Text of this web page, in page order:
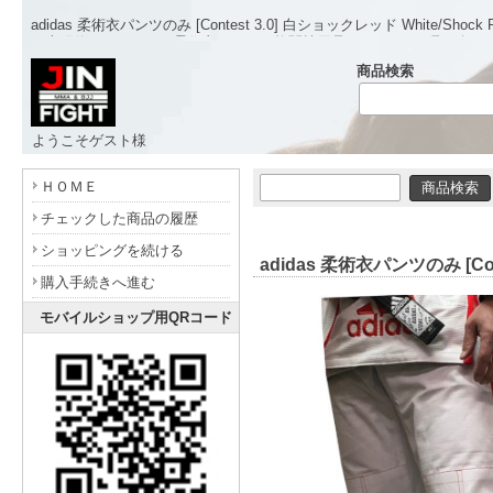
adidas 柔術衣パンツのみ [Contest 3.0] 白ショックレッド White/
- www.jinfight.com -
商品検索
ようこそゲスト様
adidas 柔術衣パンツのみ
ＨＯＭＥ
チェックした商品の履歴
ショッピングを続ける
購入手続きへ進む
モバイルショップ用QRコード